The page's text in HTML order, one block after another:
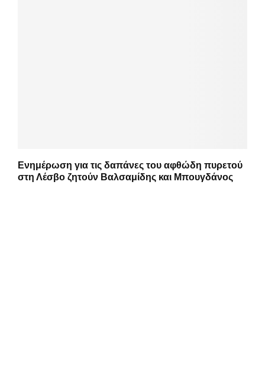
Ενημέρωση για τις δαπάνες του αφθώδη πυρετού
στη Λέσβο ζητούν Βαλσαμίδης και Μπουγδάνος